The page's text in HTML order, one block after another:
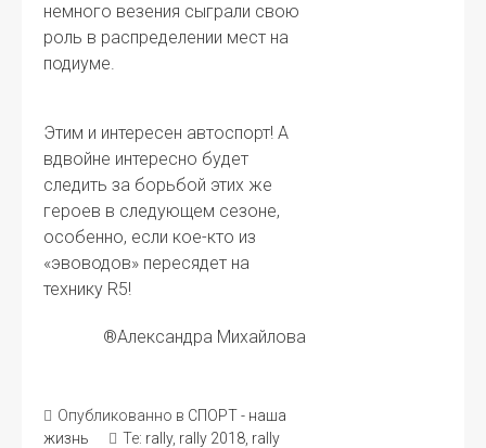
немного везения сыграли свою
роль в распределении мест на
подиуме.
Этим и интересен автоспорт! А
вдвойне интересно будет
следить за борьбой этих же
героев в следующем сезоне,
особенно, если кое-кто из
«эвоводов» пересядет на
технику R5!
®Александра Михайлова
Опубликованно в СПОРТ - наша
жизнь
Те: rally, rally 2018 rally